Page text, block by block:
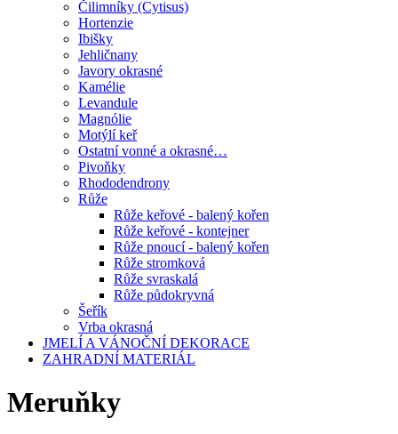
Čilimníky (Cytisus)
Hortenzie
Ibišky
Jehličnany
Javory okrasné
Kamélie
Levandule
Magnólie
Motýlí keř
Ostatní vonné a okrasné…
Pivoňky
Rhododendrony
Růže
Růže keřové - balený kořen
Růže keřové - kontejner
Růže pnoucí - balený kořen
Růže stromková
Růže svraskalá
Růže půdokryvná
Šeřík
Vrba okrasná
JMELÍ A VÁNOČNÍ DEKORACE
ZAHRADNÍ MATERIÁL
Meruňky